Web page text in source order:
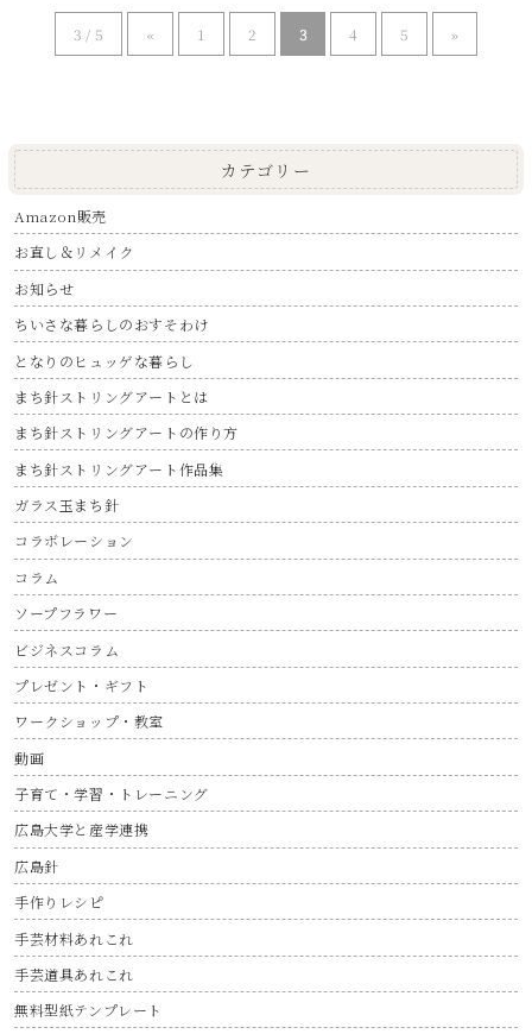
3 / 5 « 1 2 3 4 5 »
カテゴリー
Amazon販売
お直し＆リメイク
お知らせ
ちいさな暮らしのおすそわけ
となりのヒュッゲな暮らし
まち針ストリングアートとは
まち針ストリングアートの作り方
まち針ストリングアート作品集
ガラス玉まち針
コラボレーション
コラム
ソープフラワー
ビジネスコラム
プレゼント・ギフト
ワークショップ・教室
動画
子育て・学習・トレーニング
広島大学と産学連携
広島針
手作りレシピ
手芸材料あれこれ
手芸道具あれこれ
無料型紙テンプレート